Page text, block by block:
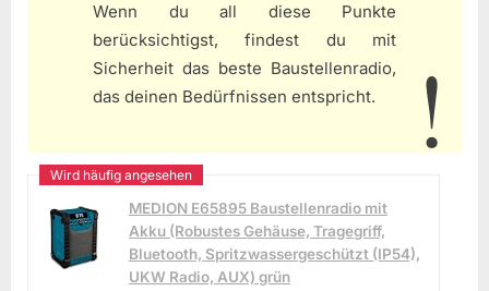
Wenn du all diese Punkte
berücksichtigst, findest du mit
Sicherheit das beste Baustellenradio,
das deinen Bedürfnissen entspricht.
MEDION E65895 Baustellenradio mit
Akku (Robustes Gehäuse, Tragegriff,
Bluetooth, Spritzwassergeschützt (IP54),
UKW Radio, AUX) grün